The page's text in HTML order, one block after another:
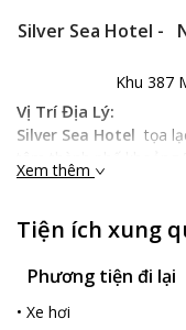
Silver Sea Hotel -
Khu 387
Vị Trí Địa Lý:
Silver Sea Hotel tọa
Sân bay Quốc tế Đà
dàng tham quan được
Đặc Điểm Khách Sạn:
Khách sạn Silver Sea
Xem thêm
Tiện ích xung
Phương tiện đi lại
• Xe hơi